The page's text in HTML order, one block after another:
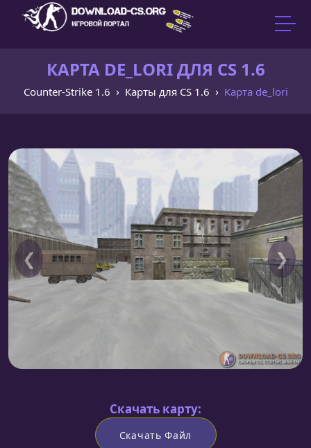
КАРТА DE_LORI ДЛЯ CS 1.6
Counter-Strike 1.6 Карты для CS 1.6 Карта de_lori
❮ ❯
Скачать карту:
Скачать Файл